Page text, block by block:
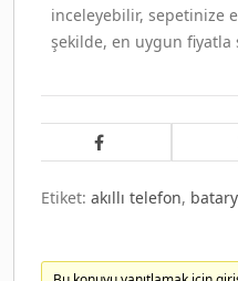
inceleyebilir, sepetinize
şekilde, en uygun
Etiket: akıllı telefon,